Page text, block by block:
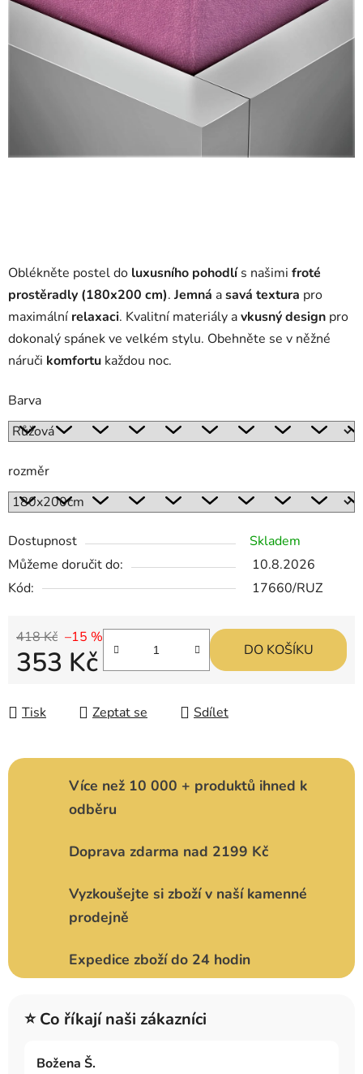
Oblékněte postel do luxusního pohodlís našimi froté
prostěradly (180x200 cm). Jemná asavá textura pro
maximální relaxaci. Kvalitní materiály avkusný design pro
dokonalý spánek ve velkém stylu. Obehněte se v něžné
náruči komfortu každou noc.
Barva
rozměr
Dostupnost
Skladem
Můžeme doručit do:
10.8.2026
Kód:
17660/RUZ
418 Kč –15 %
353 Kč DO KOŠÍKU
Tisk Zeptat se Sdílet
Více než 10 000 + produktů ihned k
odběru
Doprava zdarma nad 2199 Kč
Vyzkoušejte si zboží v naší kamenné
prodejně
Expedice zboží do 24 hodin
⭐ Co říkají naši zákazníci
Božena Š.